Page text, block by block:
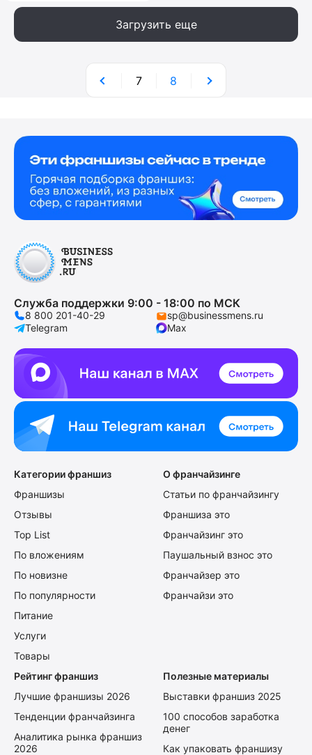
Загрузить еще
7 8
Служба поддержки 9:00 - 18:00 по МСК
8 800 201-40-29
sp@businessmens.ru
Telegram
Max
Категории франшиз
Франшизы
Отзывы
Top List
По вложениям
По новизне
По популярности
Питание
Услуги
Товары
О франчайзинге
Статьи по франчайзингу
Франшиза это
Франчайзинг это
Паушальный взнос это
Франчайзер это
Франчайзи это
Рейтинг франшиз
Лучшие франшизы 2026
Тенденции франчайзинга
Аналитика рынка франшиз
2026
Полезные материалы
Выставки франшиз 2025
100 способов заработка
денег
Как упаковать франшизу